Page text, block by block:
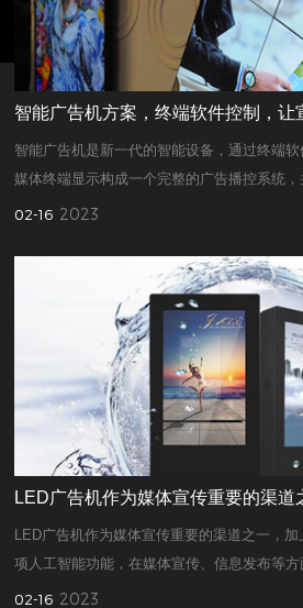
智能广告机方案，终端软件控制，让
智能广告机是新一代的智能设备，通过终端
媒体终端显示构成一个完整的广告播控系统
02-16 2023
LED广告机作为媒体宣传重要的渠道
LED广告机作为媒体宣传重要的渠道之一，
项人工智能功能，在媒体宣传、信息发布等
02-16 2023